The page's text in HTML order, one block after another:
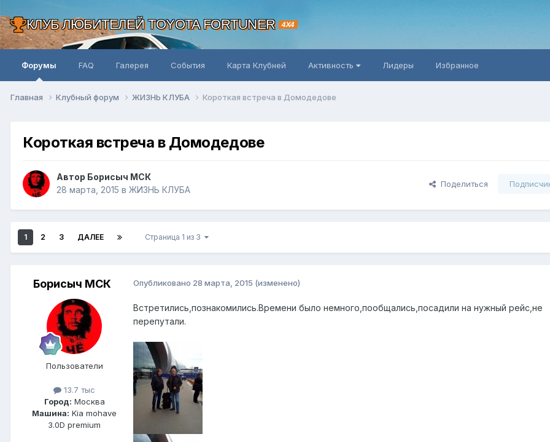
КЛУБ ЛЮБИТЕЛЕЙ TOYOTA FORTUNER 4X4
Форумы FAQ Галерея События Карта Клубней Активность Лидеры Избранное
Главная Клубный форум ЖИЗНЬ КЛУБА Короткая встреча в Домодедове
Короткая встреча в Домодедове
Автор Борисыч МСК
28 марта, 2015 в ЖИЗНЬ КЛУБА
Поделиться
1 2 3 ДАЛЕЕ Страница 1 из 3
Борисыч МСК
Пользователи
13.7 тыс
Город: Москва
Машина: Kia mohave
3.0D premium
Опубликовано 28 марта, 2015 (изменено)
Встретились,познакомились.Времени было немного,пообщались,посадили на нужный рейс,не
перепутали.